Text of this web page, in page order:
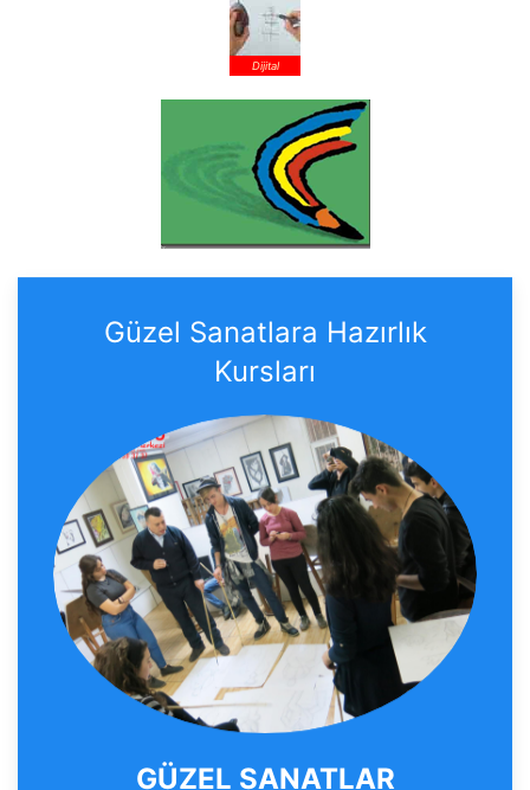
Dijital
Güzel Sanatlara Hazırlık
Kursları
GÜZEL SANATLAR